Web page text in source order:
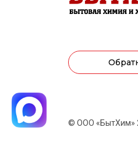
© ООО «БытХим»